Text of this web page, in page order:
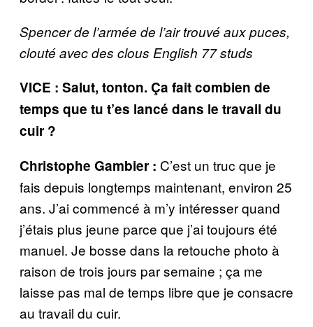
Spencer de l’armée de l’air trouvé aux puces,
clouté avec des clous English 77 studs
VICE : Salut, tonton. Ça fait combien de
temps que tu t’es lancé dans le travail du
cuir ?
Christophe Gambier : C’est un truc que je
fais depuis longtemps maintenant, environ 25
ans. J’ai commencé à m’y intéresser quand
j’étais plus jeune parce que j’ai toujours été
manuel. Je bosse dans la retouche photo à
raison de trois jours par semaine ; ça me
laisse pas mal de temps libre que je consacre
au travail du cuir.